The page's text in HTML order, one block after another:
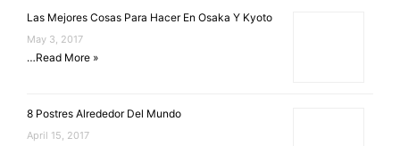
Las Mejores Cosas Para Hacer En Osaka Y Kyoto
May 3, 2017
…Read More »
8 Postres Alrededor Del Mundo
April 15, 2017